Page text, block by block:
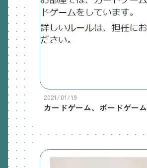
2021/01/19
カードゲーム、ボードゲーム